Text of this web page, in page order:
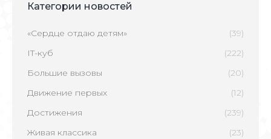
Категории новостей
«Сердце отдаю детям»
(39)
IT-куб
(222)
Большие вызовы
(20)
Движение первых
(12)
Достижения
(239)
Живая классика
(23)